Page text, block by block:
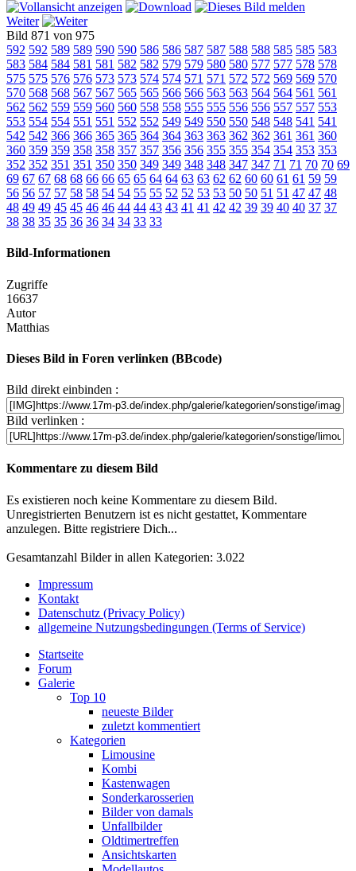
Weiter
Bild 871 von 975
592 592 589 589 590 590 586 586 587 587 588 588 585 585 583
583 584 584 581 581 582 582 579 579 580 580 577 577 578 578
575 575 576 576 573 573 574 574 571 571 572 572 569 569 570
570 568 568 567 567 565 565 566 566 563 563 564 564 561 561
562 562 559 559 560 560 558 558 555 555 556 556 557 557 553
553 554 554 551 551 552 552 549 549 550 550 548 548 541 541
542 542 366 366 365 365 364 364 363 363 362 362 361 361 360
360 359 359 358 358 357 357 356 356 355 355 354 354 353 353
352 352 351 351 350 350 349 349 348 348 347 347 71 71 70 70 69
69 67 67 68 68 66 66 65 65 64 64 63 63 62 62 60 60 61 61 59 59
56 56 57 57 58 58 54 54 55 55 52 52 53 53 50 50 51 51 47 47 48
48 49 49 45 45 46 46 44 44 43 43 41 41 42 42 39 39 40 40 37 37
38 38 35 35 36 36 34 34 33 33
Bild-Informationen
Zugriffe
16637
Autor
Matthias
Dieses Bild in Foren verlinken (BBcode)
Bild direkt einbinden :
Bild verlinken :
Kommentare zu diesem Bild
Es existieren noch keine Kommentare zu diesem Bild.
Unregistrierten Benutzern ist es nicht gestattet, Kommentare
anzulegen. Bitte registriere Dich...
Gesamtanzahl Bilder in allen Kategorien: 3.022
Impressum
Kontakt
Datenschutz (Privacy Policy)
allgemeine Nutzungsbedingungen (Terms of Service)
Startseite
Forum
Galerie
Top 10
neueste Bilder
zuletzt kommentiert
Kategorien
Limousine
Kombi
Kastenwagen
Sonderkarosserien
Bilder von damals
Unfallbilder
Oldtimertreffen
Ansichtskarten